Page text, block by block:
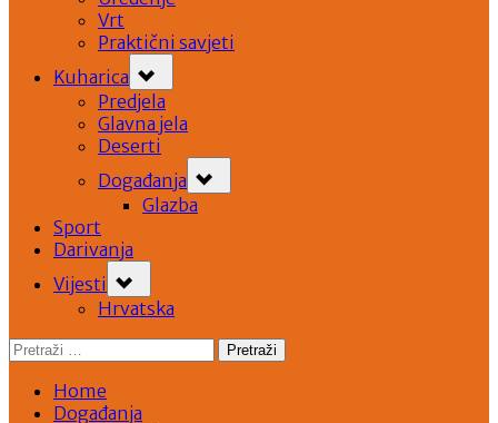
Vrt
Praktični savjeti
Kuharica
sub-
menu
Predjela
Glavna jela
Deserti
Događanja
sub-
menu
Glazba
Sport
Darivanja
Vijesti
sub-
menu
Hrvatska
Pretraži:
Home
Događanja